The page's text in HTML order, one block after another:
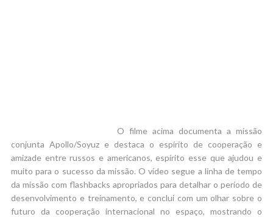
O filme acima documenta a missão
conjunta Apollo/Soyuz e destaca o espírito de cooperação e
amizade entre russos e americanos, espírito esse que ajudou e
muito para o sucesso da missão. O vídeo segue a linha de tempo
da missão com flashbacks apropriados para detalhar o período de
desenvolvimento e treinamento, e conclui com um olhar sobre o
futuro da cooperação internacional no espaço, mostrando o